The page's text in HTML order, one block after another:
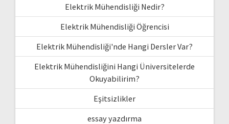
Elektrik Mühendisliği Nedir?
Elektrik Mühendisliği Öğrencisi
Elektrik Mühendisliği'nde Hangi Dersler Var?
Elektrik Mühendisliğini Hangi Üniversitelerde
Okuyabilirim?
Eşitsizlikler
essay yazdırma